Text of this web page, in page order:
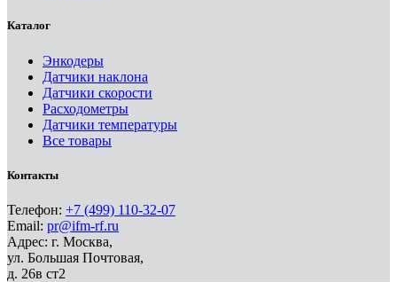
Каталог
Энкодеры
Датчики наклона
Датчики скорости
Расходометры
Датчики температуры
Все товары
Контакты
Телефон: +7 (499) 110-32-07
Email: pr@ifm-rf.ru
Адрес: г. Москва,
ул. Большая Почтовая,
д. 26в ст2